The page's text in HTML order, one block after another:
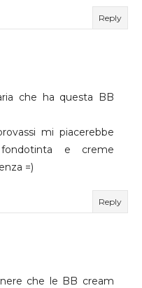
Reply
che ha questa BB
mi piacerebbe
fondotinta e creme
=)
Reply
che le BB cream